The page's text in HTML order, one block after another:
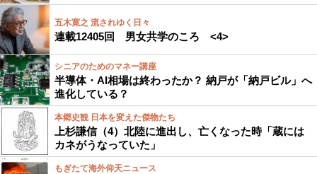
五木寛之 流されゆく日々
連載12405回 男女共学のころ <4>
シニアのためのマネー講座
半導体・AI相場は終わったか？ 納戸が「納戸ビル」へ
進化している？
本郷史観 日本を変えた傑物たち
上杉謙信（4）北陸に進出し、亡くなった時「蔵には
カネがうなっていた」
もぎたて海外仰天ニュース